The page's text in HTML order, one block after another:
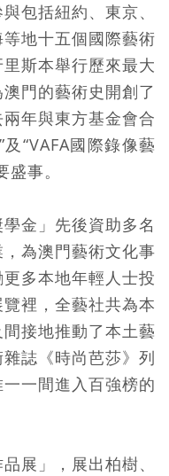
包括紐約、東京、
地十五個國際藝術
斯本舉行歷來最大
門的藝術史開創了
年與東方基金會合
“VAFA國際錄像藝
事。
金」先後資助多名
為澳門藝術文化事
多本地年輕人士投
裡，全藝社共為本
接地推動了本土藝
誌《時尚芭莎》列
一間進入百強榜的
展」，展出柏樹、